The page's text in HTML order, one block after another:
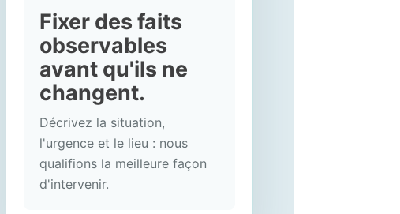
Fixer des faits
observables
avant qu'ils ne
changent.
Décrivez la situation,
l'urgence et le lieu : nous
qualifions la meilleure façon
d'intervenir.